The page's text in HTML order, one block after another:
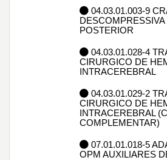
04.03.01.003-9
DESCOMPRESSIVA
POSTERIOR
04.03.01.028-4
CIRURGICO DE
INTRACEREBRAL
04.03.01.029-2
CIRURGICO DE
INTRACEREBRAL
COMPLEMENTAR)
07.01.01.018-5
OPM AUXILIARES